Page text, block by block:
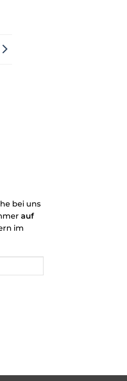
bei uns
auf
im